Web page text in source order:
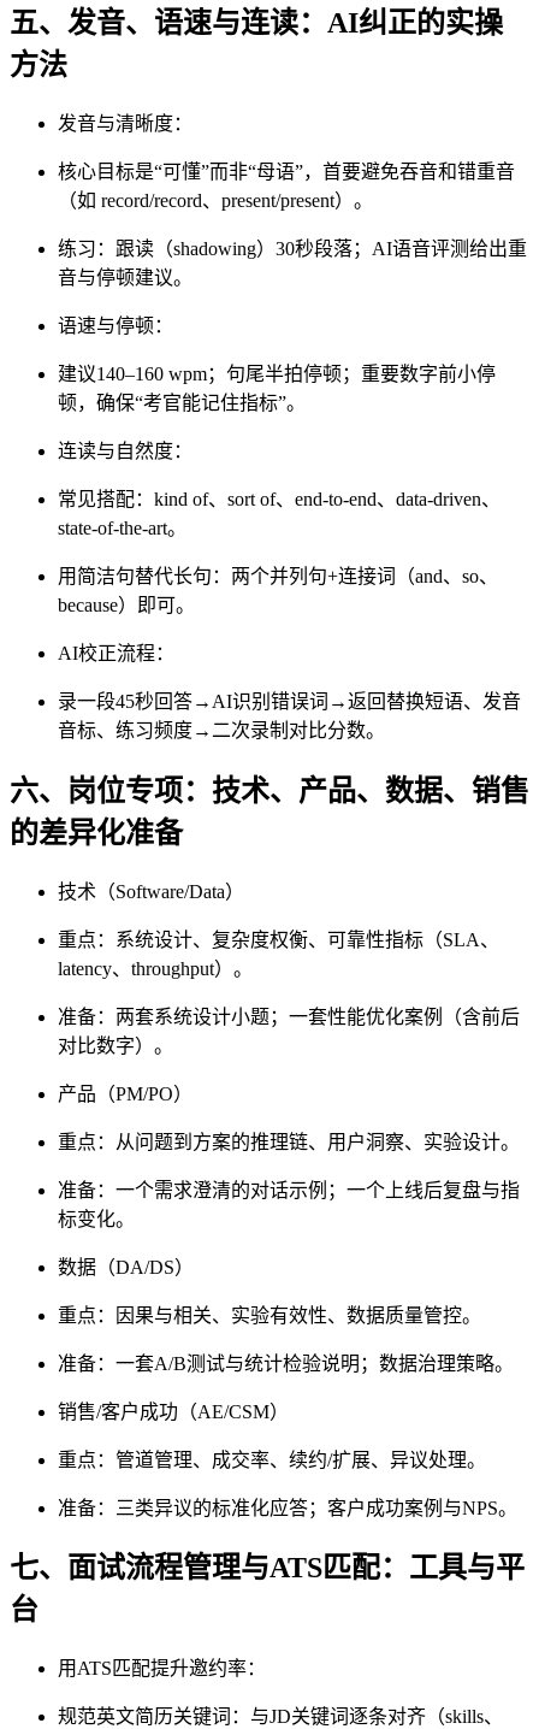
五、发音、语速与连读：AI纠正的实操
方法
发音与清晰度：
核心目标是“可懂”而非“母语”，首要避免吞音和错重音
（如 record/record、present/present）。
练习：跟读（shadowing）30秒段落；AI语音评测给出重
音与停顿建议。
语速与停顿：
建议140–160 wpm；句尾半拍停顿；重要数字前小停
顿，确保“考官能记住指标”。
连读与自然度：
常见搭配：kind of、sort of、end-to-end、data-driven、
state-of-the-art。
用简洁句替代长句：两个并列句+连接词（and、so、
because）即可。
AI校正流程：
录一段45秒回答→AI识别错误词→返回替换短语、发音
音标、练习频度→二次录制对比分数。
六、岗位专项：技术、产品、数据、销售
的差异化准备
技术（Software/Data）
重点：系统设计、复杂度权衡、可靠性指标（SLA、
latency、throughput）。
准备：两套系统设计小题；一套性能优化案例（含前后
对比数字）。
产品（PM/PO）
重点：从问题到方案的推理链、用户洞察、实验设计。
准备：一个需求澄清的对话示例；一个上线后复盘与指
标变化。
数据（DA/DS）
重点：因果与相关、实验有效性、数据质量管控。
准备：一套A/B测试与统计检验说明；数据治理策略。
销售/客户成功（AE/CSM）
重点：管道管理、成交率、续约/扩展、异议处理。
准备：三类异议的标准化应答；客户成功案例与NPS。
七、面试流程管理与ATS匹配：工具与平
台
用ATS匹配提升邀约率：
规范英文简历关键词：与JD关键词逐条对齐（skills、